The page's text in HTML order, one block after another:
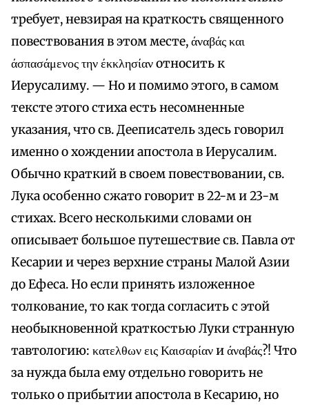
требует, невзирая на краткость священного
повествования в этом месте, άναβάς και
άσπασάμενος την έκκλησίαν относить к
Иерусалиму. — Но и помимо этого, в самом
тексте этого стиха есть несомненные
указания, что св. Дееписатель здесь говорил
именно о хождении апостола в Иерусалим.
Обычно краткий в своем повествовании, св.
Лука особенно сжато говорит в 22-м и 23-м
стихах. Всего несколькими словами он
описывает большое путешествие св. Павла от
Кесарии и через верхние страны Малой Азии
до Ефеса. Но если принять изложенное
толкование, то как тогда согласить с этой
необыкновенной краткостью Луки странную
тавтологию: κατελθων εις Καισαρίαν и άναβάς?! Что
за нужда была ему отдельно говорить не
только о прибытии апостола в Кесарию, но